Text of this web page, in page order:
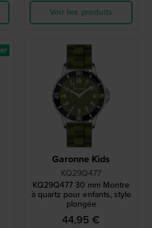
Voir les produits
Garonne Kids
KQ29Q477
KQ29Q477 30 mm Montre
à quartz pour enfants, style
plongée
44,95 €